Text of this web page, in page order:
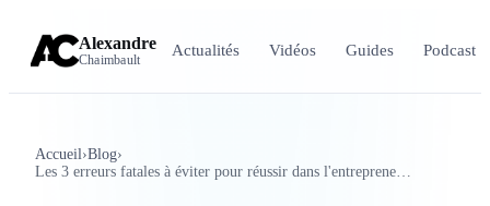
Alexandre
Chaimbault
Actualités Vidéos Guides Podcast
Accueil›Blog›
Les 3 erreurs fatales à éviter pour réussir dans l'entrepreneuriat